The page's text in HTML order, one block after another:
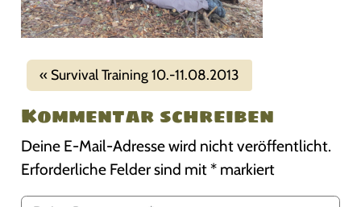
Survival Training 10.-11.08.2013
Kommentar schreiben
Deine E-Mail-Adresse wird nicht veröffentlicht.
Erforderliche Felder sind mit* markiert